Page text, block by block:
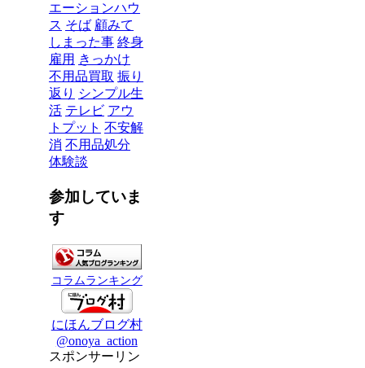
エーションハウ
ス そば 顧みて
しまった事 終身
雇用 きっかけ
不用品買取 振り
返り シンプル生
活 テレビ アウ
トプット 不安解
消 不用品処分
体験談
参加していま
す
コラムランキング
にほんブログ村
@onoya_action
スポンサーリン